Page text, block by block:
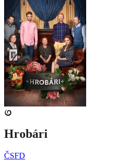
Hrobári
ČSFD